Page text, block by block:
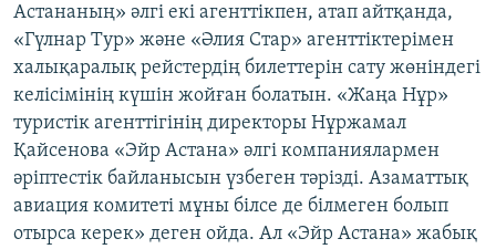
Астананың» әлгі екі агенттікпен, атап айтқанда,
«Гүлнар Тур» және «Әлия Стар» агенттіктерімен
халықаралық рейстердің билеттерін сату жөніндегі
келісімінің күшін жойған болатын. «Жаңа Нұр»
туристік агенттігінің директоры Нұржамал
Қайсенова «Эйр Астана» әлгі компаниялармен
әріптестік байланысын үзбеген тәрізді. Азаматтық
авиация комитеті мұны білсе де білмеген болып
отырса керек» деген ойда. Ал «Эйр Астана» жабық